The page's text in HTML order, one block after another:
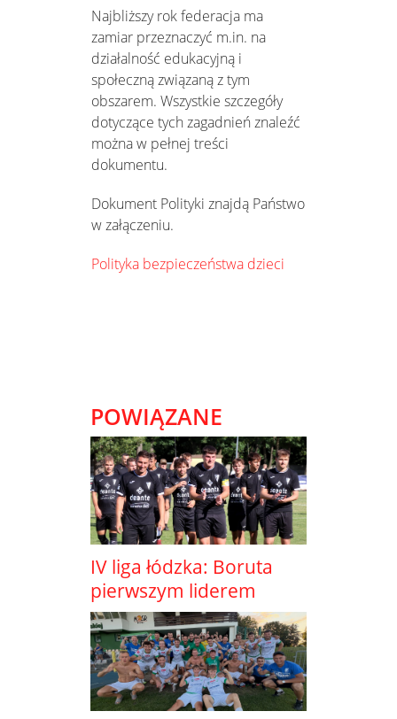
Najbliższy rok federacja ma
zamiar przeznaczyć m.in. na
działalność edukacyjną i
społeczną związaną z tym
obszarem. Wszystkie szczegóły
dotyczące tych zagadnień znaleźć
można w pełnej treści
dokumentu.
Dokument Polityki znajdą Państwo
w załączeniu.
Polityka bezpieczeństwa dzieci
POWIĄZANE
IV liga łódzka: Boruta
pierwszym liderem